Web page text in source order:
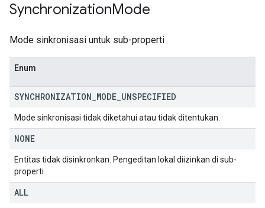
SynchronizationMode
Mode sinkronisasi untuk sub-properti
Enum
SYNCHRONIZATION MODE UNSPECIFIED
Mode sinkronisasi tidak diketahui atau tidak ditentukan.
NONE
Entitas tidak disinkronkan. Pengeditan lokal diizinkan di sub-
properti.
ALL